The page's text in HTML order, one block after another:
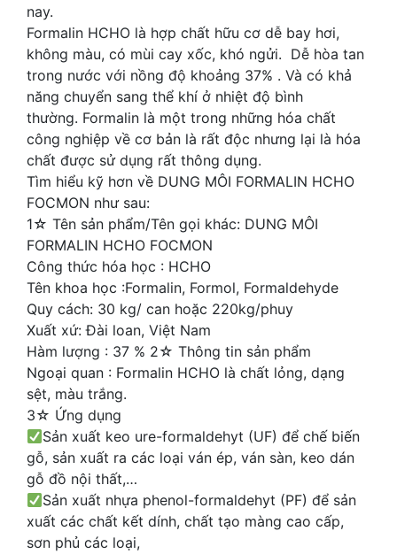
nay.
Formalin HCHO là hợp chất hữu cơ dễ bay hơi,
không màu, có mùi cay xốc, khó ngửi. Dễ hòa tan
trong nước với nồng độ khoảng 37% . Và có khả
năng chuyển sang thể khí ở nhiệt độ bình
thường. Formalin là một trong những hóa chất
công nghiệp về cơ bản là rất độc nhưng lại là hóa
chất được sử dụng rất thông dụng.
Tìm hiểu kỹ hơn về DUNG MÔI FORMALIN HCHO
FOCMON như sau:
1☆ Tên sản phẩm/Tên gọi khác: DUNG MÔI
FORMALIN HCHO FOCMON
Công thức hóa học : HCHO
Tên khoa học :Formalin, Formol, Formaldehyde
Quy cách: 30 kg/ can hoặc 220kg/phuy
Xuất xứ: Đài loan, Việt Nam
Hàm lượng : 37 % 2☆ Thông tin sản phẩm
Ngoại quan : Formalin HCHO là chất lỏng, dạng
sệt, màu trắng.
3☆ Ứng dụng
Sản xuất keo ure-formaldehyt (UF) để chế biến
gỗ, sản xuất ra các loại ván ép, ván sàn, keo dán
gỗ đồ nội thất,…
Sản xuất nhựa phenol-formaldehyt (PF) để sản
xuất các chất kết dính, chất tạo màng cao cấp,
sơn phủ các loại,